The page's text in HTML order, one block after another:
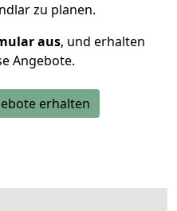
zu planen.
aus, und erhalten
Angebote.
erhalten